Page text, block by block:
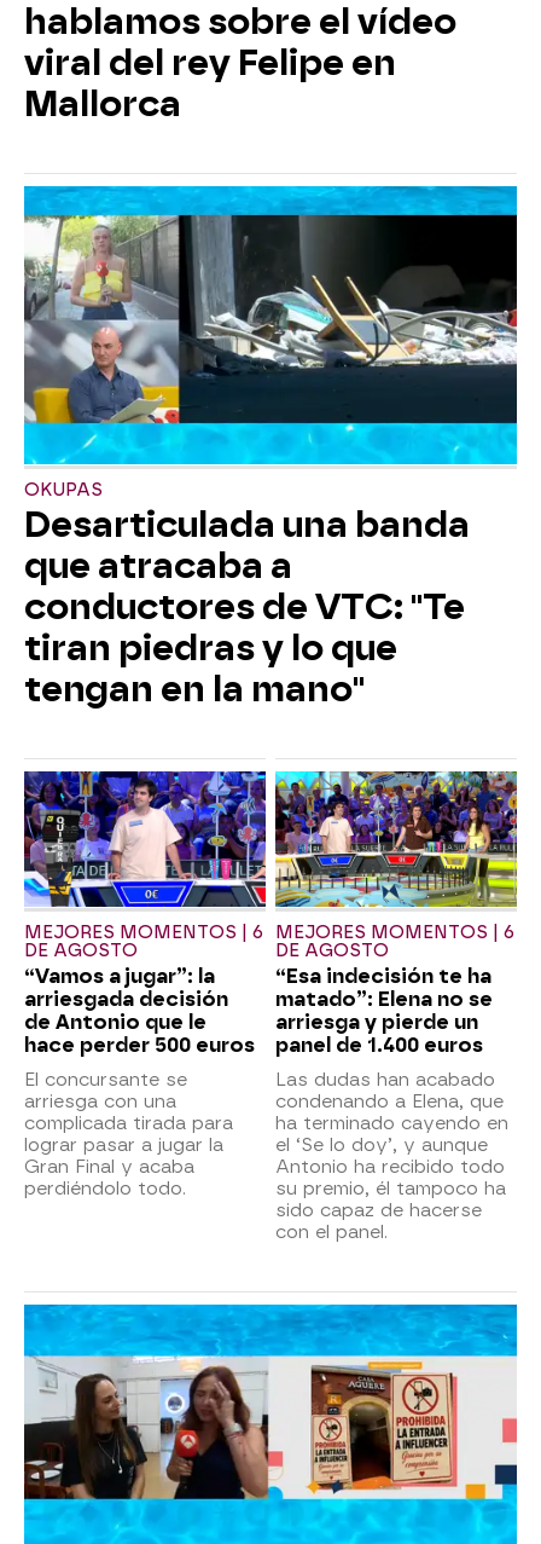
hablamos sobre el vídeo
viral del rey Felipe en
Mallorca
OKUPAS
Desarticulada una banda
que atracaba a
conductores de VTC: "Te
tiran piedras y lo que
tengan en la mano"
MEJORES MOMENTOS | 6
DE AGOSTO
“Vamos a jugar”: la
arriesgada decisión
de Antonio que le
hace perder 500 euros
El concursante se
arriesga con una
complicada tirada para
lograr pasar a jugar la
Gran Final y acaba
perdiéndolo todo.
MEJORES MOMENTOS | 6
DE AGOSTO
“Esa indecisión te ha
matado”: Elena no se
arriesga y pierde un
panel de 1.400 euros
Las dudas han acabado
condenando a Elena, que
ha terminado cayendo en
el ‘Se lo doy’, y aunque
Antonio ha recibido todo
su premio, él tampoco ha
sido capaz de hacerse
con el panel.